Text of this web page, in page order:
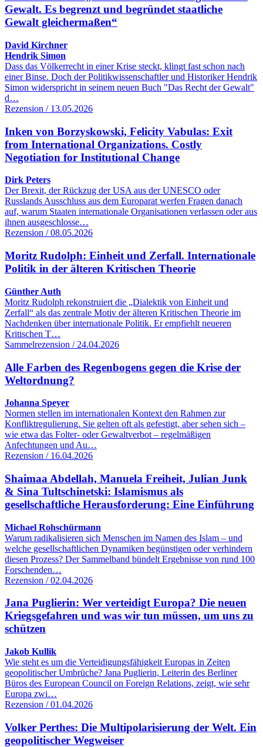
Gewalt. Es begrenzt und begründet staatliche
Gewalt gleichermaßen“
David Kirchner
Hendrik Simon
Dass das Völkerrecht in einer Krise steckt, klingt fast schon nach
einer Binse. Doch der Politikwissenschaftler und Historiker Hendrik
Simon widerspricht in seinem neuen Buch "Das Recht der Gewalt"
d…
Rezension / 13.05.2026
Inken von Borzyskowski, Felicity Vabulas: Exit
from International Organizations. Costly
Negotiation for Institutional Change
Dirk Peters
Der Brexit, der Rückzug der USA aus der UNESCO oder
Russlands Ausschluss aus dem Europarat werfen Fragen danach
auf, warum Staaten internationale Organisationen verlassen oder aus
ihnen ausgeschlosse…
Rezension / 08.05.2026
Moritz Rudolph: Einheit und Zerfall. Internationale
Politik in der älteren Kritischen Theorie
Günther Auth
Moritz Rudolph rekonstruiert die „Dialektik von Einheit und
Zerfall“ als das zentrale Motiv der älteren Kritischen Theorie im
Nachdenken über internationale Politik. Er empfiehlt neueren
Kritischen T…
Sammelrezension / 24.04.2026
Alle Farben des Regenbogens gegen die Krise der
Weltordnung?
Johanna Speyer
Normen stellen im internationalen Kontext den Rahmen zur
Konfliktregulierung. Sie gelten oft als gefestigt, aber sehen sich –
wie etwa das Folter- oder Gewaltverbot – regelmäßigen
Anfechtungen und Au…
Rezension / 16.04.2026
Shaimaa Abdellah, Manuela Freiheit, Julian Junk
& Sina Tultschinetski: Islamismus als
gesellschaftliche Herausforderung: Eine Einführung
Michael Rohschürmann
Warum radikalisieren sich Menschen im Namen des Islam – und
welche gesellschaftlichen Dynamiken begünstigen oder verhindern
diesen Prozess? Der Sammelband bündelt Ergebnisse von rund 100
Forschenden…
Rezension / 02.04.2026
Jana Puglierin: Wer verteidigt Europa? Die neuen
Kriegsgefahren und was wir tun müssen, um uns zu
schützen
Jakob Kullik
Wie steht es um die Verteidigungsfähigkeit Europas in Zeiten
geopolitischer Umbrüche? Jana Puglierin, Leiterin des Berliner
Büros des European Council on Foreign Relations, zeigt, wie sehr
Europa zwi…
Rezension / 01.04.2026
Volker Perthes: Die Multipolarisierung der Welt. Ein
geopolitischer Wegweiser